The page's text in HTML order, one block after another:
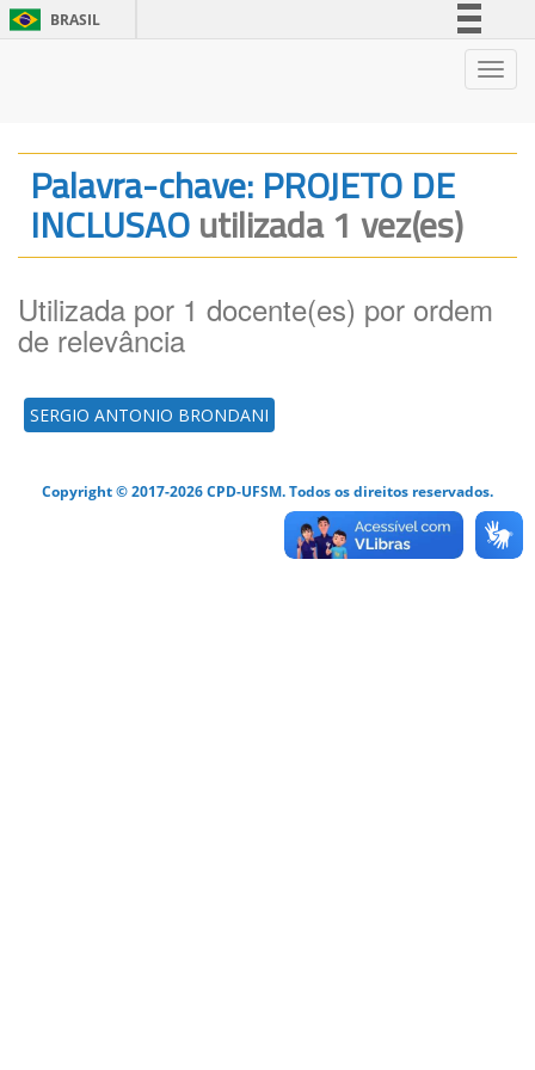
BRASIL
Legislação
Canais
Palavra-chave: PROJETO DE
INCLUSAOutilizada 1 vez(es)
Utilizada por 1 docente(es) por ordem
de relevância
SERGIO ANTONIO BRONDANI
Copyright © 2017-2026 CPD-UFSM. Todos os direitos reservados.